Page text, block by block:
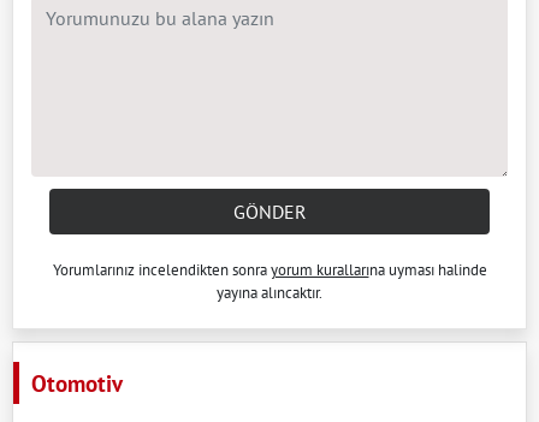
GÖNDER
Yorumlarınız incelendikten sonrayorum kurallarına uyması halinde
yayına alıncaktır.
Otomotiv